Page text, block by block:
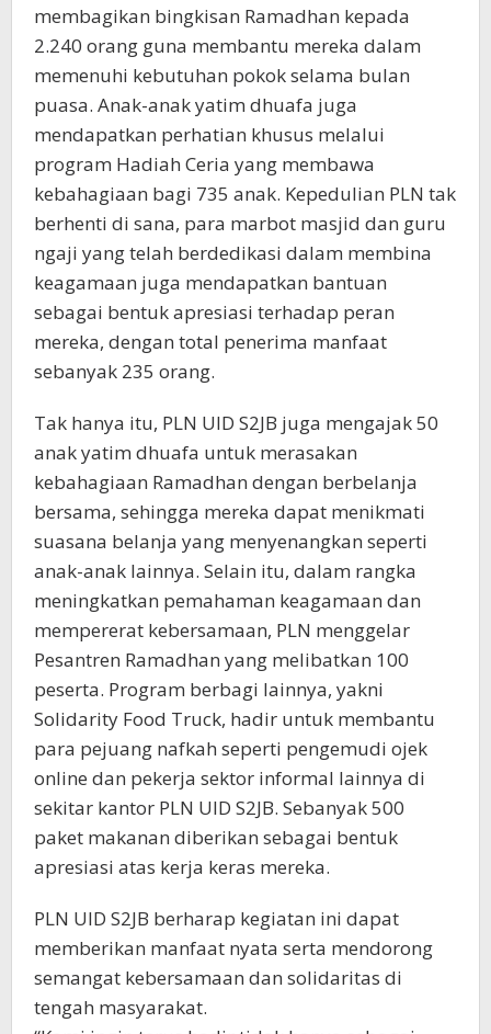
membagikan bingkisan Ramadhan kepada
2.240 orang guna membantu mereka dalam
memenuhi kebutuhan pokok selama bulan
puasa. Anak-anak yatim dhuafa juga
mendapatkan perhatian khusus melalui
program Hadiah Ceria yang membawa
kebahagiaan bagi 735 anak. Kepedulian PLN tak
berhenti di sana, para marbot masjid dan guru
ngaji yang telah berdedikasi dalam membina
keagamaan juga mendapatkan bantuan
sebagai bentuk apresiasi terhadap peran
mereka, dengan total penerima manfaat
sebanyak 235 orang.
Tak hanya itu, PLN UID S2JB juga mengajak 50
anak yatim dhuafa untuk merasakan
kebahagiaan Ramadhan dengan berbelanja
bersama, sehingga mereka dapat menikmati
suasana belanja yang menyenangkan seperti
anak-anak lainnya. Selain itu, dalam rangka
meningkatkan pemahaman keagamaan dan
mempererat kebersamaan, PLN menggelar
Pesantren Ramadhan yang melibatkan 100
peserta. Program berbagi lainnya, yakni
Solidarity Food Truck, hadir untuk membantu
para pejuang nafkah seperti pengemudi ojek
online dan pekerja sektor informal lainnya di
sekitar kantor PLN UID S2JB. Sebanyak 500
paket makanan diberikan sebagai bentuk
apresiasi atas kerja keras mereka.
PLN UID S2JB berharap kegiatan ini dapat
memberikan manfaat nyata serta mendorong
semangat kebersamaan dan solidaritas di
tengah masyarakat.